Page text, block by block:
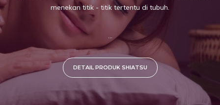
menekan titik - titik tertentu di tubuh.
DETAIL PRODUK SHIATSU